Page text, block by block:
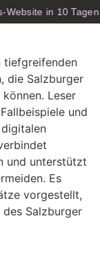
Website in 10
tiefgreifenden
die Salzburger
Leser
und
und unterstützt
Es
vorgestellt,
Salzburger